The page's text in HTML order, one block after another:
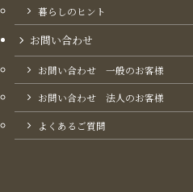
暮らしのヒント
お問い合わせ
お問い合わせ 一般のお客様
お問い合わせ 法人のお客様
よくあるご質問